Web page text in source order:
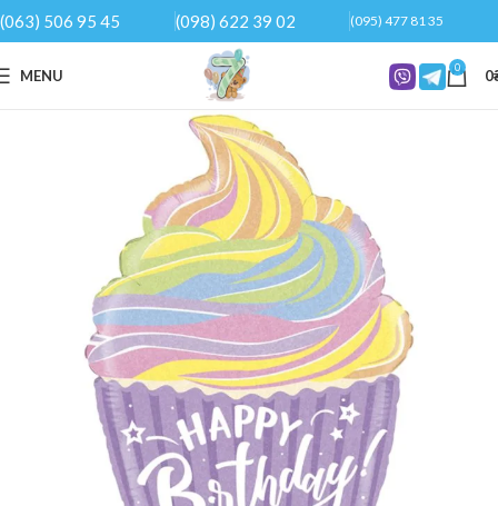
(063) 506 95 45 (098) 622 39 02 (095) 477 81 35
MENU 0 0